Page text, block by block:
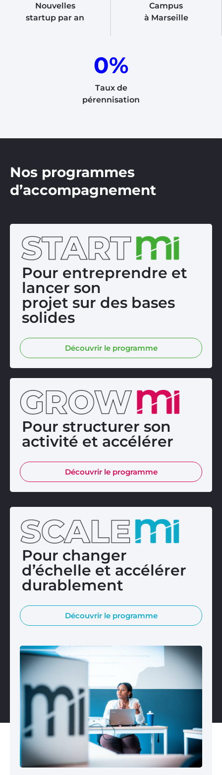
Nouvelles
startup par an
Campus
à Marseille
0%
Taux de
pérennisation
Nos programmes
d’accompagnement
Pour entreprendre et
lancer son
projet sur des bases
solides
Découvrir le programme
Pour structurer son
activité et accélérer
Découvrir le programme
Pour changer
d’échelle et accélérer
durablement
Découvrir le programme